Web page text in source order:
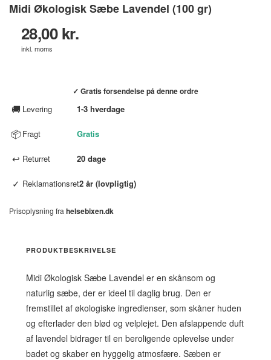
Midi Økologisk Sæbe Lavendel (100 gr)
28,00 kr.
inkl. moms
✓ Gratis forsendelse på denne ordre
🚚 Levering 1-3 hverdage
📦 Fragt Gratis
↩ Returret 20 dage
✓ Reklamationsret2 år (lovpligtig)
Prisoplysning fra helsebixen.dk
PRODUKTBESKRIVELSE
Midi Økologisk Sæbe Lavendel er en skånsom og
naturlig sæbe, der er ideel til daglig brug. Den er
fremstillet af økologiske ingredienser, som skåner huden
og efterlader den blød og velplejet. Den afslappende duft
af lavendel bidrager til en beroligende oplevelse under
badet og skaber en hyggelig atmosfære. Sæben er